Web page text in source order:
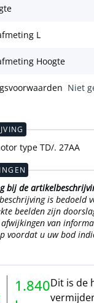
L
Hoogte
Niet
type TD/. 27AA
bij de
is bedoeld
beelden zijn
van
voordat u uw bod
1.840Dit is de